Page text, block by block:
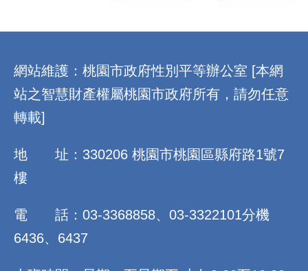
網站維護：桃園市政府性別平等辦公室 [本網
站之智慧財產權屬桃園市政府所有，請勿任意
轉載]
地 址：330206 桃園市桃園區縣府路1號7
樓
電 話：03-3368858、03-3322101分機
6436、6437